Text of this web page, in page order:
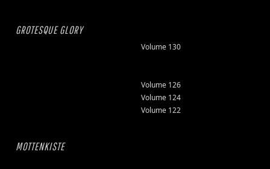
GROTESQUE GLORY
Volume 130
Volume 126
Volume 124
Volume 122
MOTTENKISTE